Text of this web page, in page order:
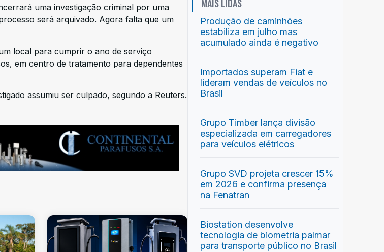
uma investigação criminal por uma
será arquivado. Agora falta que um
local para cumprir o ano de serviço
em centro de tratamento para dependentes
assumiu ser culpado, segundo a Reuters.
MAIS LIDAS
Produção de caminhões
estabiliza em julho mas
acumulado ainda é negativo
Importados superam Fiat e
lideram vendas de veículos no
Brasil
Grupo Timber lança divisão
especializada em carregadores
para veículos elétricos
Grupo SVD projeta crescer 15%
em 2026 e confirma presença
na Fenatran
Biostation desenvolve
tecnologia de biometria palmar
para transporte público no Brasil